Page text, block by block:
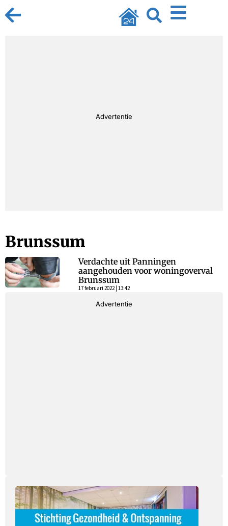
Advertentie
Brunssum
Verdachte uit Panningen
aangehouden voor woningoverval
Brunssum
17 februari 2022 | 13:42
Advertentie